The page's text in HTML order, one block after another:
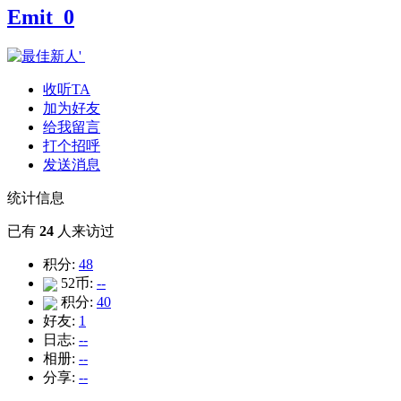
Emit_0
收听TA
加为好友
给我留言
打个招呼
发送消息
统计信息
已有 24 人来访过
积分: 48
52币: --
积分: 40
好友: 1
日志: --
相册: --
分享: --